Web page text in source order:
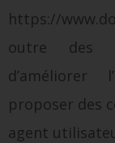
https://
outre des
d’améliorer
proposer des
agent